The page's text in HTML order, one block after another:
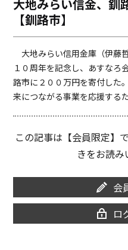
o
o
i
大地みらい信金、釧
【釧路市】
大地みらい信用金庫（伊藤
１０周年を記念し、あすなろ
路市に２００万円を寄付し
来につながる事業を応援する
この記事は【会員限定】
きをお読み
会
ロ